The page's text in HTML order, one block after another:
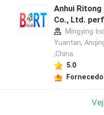
Anhui
Co., Ltd.
Mingying
Yuantan,
,China
5.0